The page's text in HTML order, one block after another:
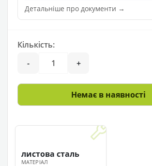
Детальніше про документи →
Кількість:
-
+
Немає в наявності
МАТЕРІАЛ
листова сталь